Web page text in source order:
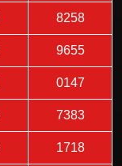
8258
9655
0147
7383
1718